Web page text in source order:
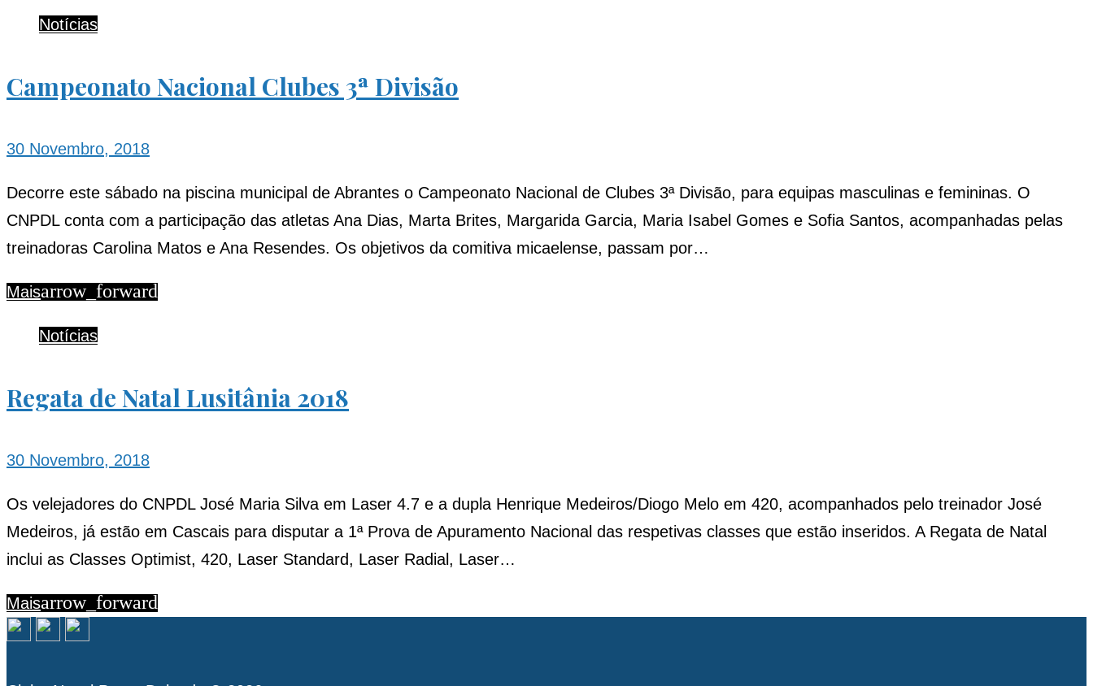
Dia:
30
de
Novembro,
2018
Notícias
Campeonato Nacional Clubes 3ª Divisão
30 Novembro, 2018
Decorre este sábado na piscina municipal de Abrantes o Campeonato Nacional de Clubes 3ª Divisão, para equipas masculinas e femininas. O
CNPDL conta com a participação das atletas Ana Dias, Marta Brites, Margarida Garcia, Maria Isabel Gomes e Sofia Santos, acompanhadas pelas
treinadoras Carolina Matos e Ana Resendes. Os objetivos da comitiva micaelense, passam por…
Maisarrow_forward
Notícias
Regata de Natal Lusitânia 2018
30 Novembro, 2018
Os velejadores do CNPDL José Maria Silva em Laser 4.7 e a dupla Henrique Medeiros/Diogo Melo em 420, acompanhados pelo treinador José
Medeiros, já estão em Cascais para disputar a 1ª Prova de Apuramento Nacional das respetivas classes que estão inseridos. A Regata de Natal
inclui as Classes Optimist, 420, Laser Standard, Laser Radial, Laser…
Maisarrow_forward